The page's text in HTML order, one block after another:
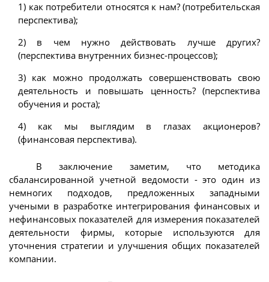
1) как потребители относятся к нам? (потребительская
перспектива);
2) в чем нужно действовать лучше других?
(перспектива внутренних бизнес-процессов);
3) как можно продолжать совершенствовать свою
деятельность и повышать ценность? (перспектива
обучения и роста);
4) как мы выглядим в глазах акционеров?
(финансовая перспектива).
В заключение заметим, что методика
сбалансированной учетной ведомости - это один из
немногих подходов, предложенных западными
учеными в разработке интегрирования финансовых и
нефинансовых показателей для измерения показателей
деятельности фирмы, которые используются для
уточнения стратегии и улучшения общих показателей
компании.